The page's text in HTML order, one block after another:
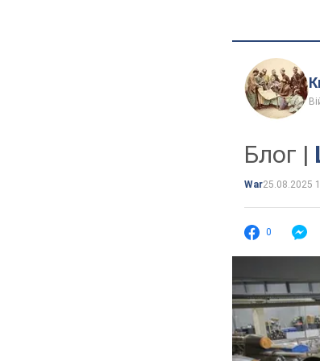
Блог |
War25.08.2025
0